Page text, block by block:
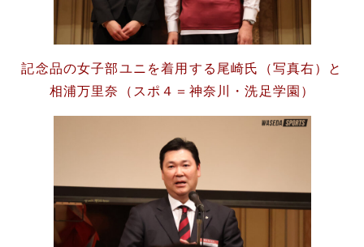
記念品の女子部ユニを着用する尾崎氏（写真右）と
相浦万里奈（スポ４＝神奈川・洗足学園）